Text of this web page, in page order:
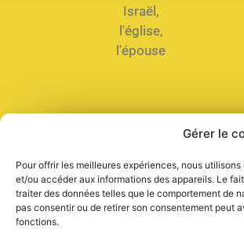
Gérer le
Pour offrir les meilleures expériences, nous
et/ou accéder aux informations des appareils. Le
traiter des données telles que le comportement de
pas consentir ou de retirer son consentement peut
fonctions.
Israël,
l'église,
l'épouse
sauvé ?